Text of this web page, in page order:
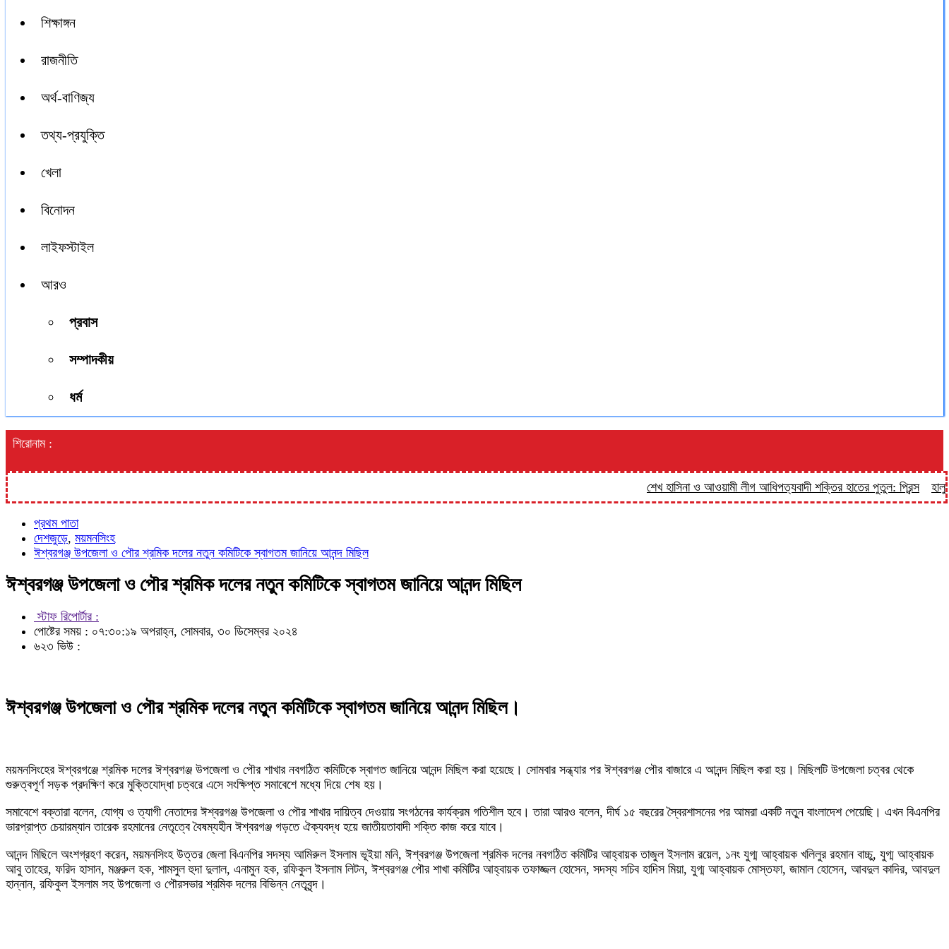
শিক্ষাঙ্গন
রাজনীতি
অর্থ-বাণিজ্য
তথ্য-প্রযুক্তি
খেলা
বিনোদন
লাইফস্টাইল
আরও
প্রবাস
সম্পাদকীয়
ধর্ম
শিরোনাম :
শেখ হাসিনা ও আওয়ামী লীগ আধিপত্যবাদী শক্তির হাতের পুতুল: প্রিন্স হালুয়াঘাট
প্রথম পাতা
দেশজুড়ে, ময়মনসিংহ
ঈশ্বরগঞ্জ উপজেলা ও পৌর শ্রমিক দলের নতুন কমিটিকে স্বাগতম জানিয়ে আনন্দ মিছিল
ঈশ্বরগঞ্জ উপজেলা ও পৌর শ্রমিক দলের নতুন কমিটিকে স্বাগতম জানিয়ে আনন্দ মিছিল
স্টাফ রিপোর্টার :
পোষ্টের সময় : ০৭:৩০:১৯ অপরাহ্ন, সোমবার, ৩০ ডিসেম্বর ২০২৪
৬২৩ ভিউ :
ঈশ্বরগঞ্জ উপজেলা ও পৌর শ্রমিক দলের নতুন কমিটিকে স্বাগতম জানিয়ে আনন্দ মিছিল।
ময়মনসিংহের ঈশ্বরগঞ্জে শ্রমিক দলের ঈশ্বরগঞ্জ উপজেলা ও পৌর শাখার নবগঠিত কমিটিকে স্বাগত জানিয়ে আনন্দ মিছিল করা হয়েছে। সোমবার সন্ধ্যার পর ঈশ্বরগঞ্জ পৌর বাজারে এ আনন্দ মিছিল করা হয়। মিছিলটি উপজেলা চত্বর থেকে
গুরুত্বপূর্ণ সড়ক প্রদক্ষিণ করে মুক্তিযোদ্ধা চত্বরে এসে সংক্ষিপ্ত সমাবেশে মধ্যে দিয়ে শেষ হয়।
সমাবেশে বক্তারা বলেন, যোগ্য ও ত্যাগী নেতাদের ঈশ্বরগঞ্জ উপজেলা ও পৌর শাখার দায়িত্ব দেওয়ায় সংগঠনের কার্যক্রম গতিশীল হবে। তারা আরও বলেন, দীর্ঘ ১৫ বছরের স্বৈরশাসনের পর আমরা একটি নতুন বাংলাদেশ পেয়েছি। এখন বিএনপির
ভারপ্রাপ্ত চেয়ারম্যান তারেক রহমানের নেতৃত্বে বৈষম্যহীন ঈশ্বরগঞ্জ গড়তে ঐক্যবদ্ধ হয়ে জাতীয়তাবাদী শক্তি কাজ করে যাবে।
আনন্দ মিছিলে অংশগ্রহণ করেন, ময়মনসিংহ উত্তর জেলা বিএনপির সদস্য আমিরুল ইসলাম ভূইয়া মনি, ঈশ্বরগঞ্জ উপজেলা শ্রমিক দলের নবগঠিত কমিটির আহ্বায়ক তাজুল ইসলাম রয়েল, ১নং যুগ্ম আহ্বায়ক খলিলুর রহমান বাচ্চু, যুগ্ম আহ্বায়ক
আবু তাহের, ফরিদ হাসান, মঞ্জরুল হক, শামসুল হুদা দুলাল, এনামুন হক, রফিকুল ইসলাম লিটন, ঈশ্বরগঞ্জ পৌর শাখা কমিটির আহ্বায়ক তফাজ্জল হোসেন, সদস্য সচিব হাদিস মিয়া, যুগ্ম আহ্বায়ক মোস্তফা, জামাল হোসেন, আবদুল কাদির, আবদুল
হান্নান, রফিকুল ইসলাম সহ উপজেলা ও পৌরসভার শ্রমিক দলের বিভিন্ন নেতৃবৃন্দ।